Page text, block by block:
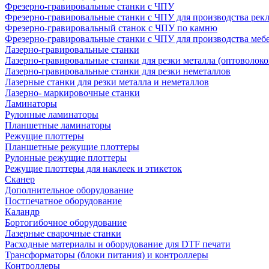
Фрезерно-гравировальные станки с ЧПУ
Фрезерно-гравировальные станки с ЧПУ для производства
Фрезерно-гравировальный станок с ЧПУ по камню
Фрезерно-гравировальные станки с ЧПУ для производства
Лазерно-гравировальные станки
Лазерно-гравировальные станки для резки металла
Лазерно-гравировальные станки для резки неметаллов
Лазерные станки для резки металла и неметаллов
Лазерно- маркировочные станки
Ламинаторы
Рулонные ламинаторы
Планшетные ламинаторы
Режущие плоттеры
Планшетные режущие плоттеры
Рулонные режущие плоттеры
Режущие плоттеры для наклеек и этикеток
Сканер
Дополнительное оборудование
Постпечатное оборудование
Каландр
Бортогибочное оборудование
Лазерные сварочные станки
Расходные материалы и оборудование для DTF печати
Трансформаторы (блоки питания) и контроллеры
Контроллеры